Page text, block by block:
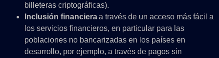
billeteras criptográficas).
Inclusión financieraa través de un acceso más fácil a
los servicios financieros, en particular para las
poblaciones no bancarizadas en los países en
desarrollo, por ejemplo, a través de pagos sin